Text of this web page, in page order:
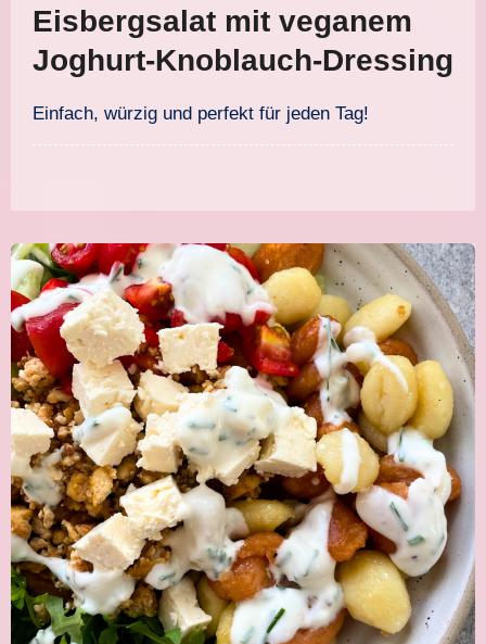
Eisbergsalat mit veganem
Joghurt-Knoblauch-Dressing
Einfach, würzig und perfekt für jeden Tag!